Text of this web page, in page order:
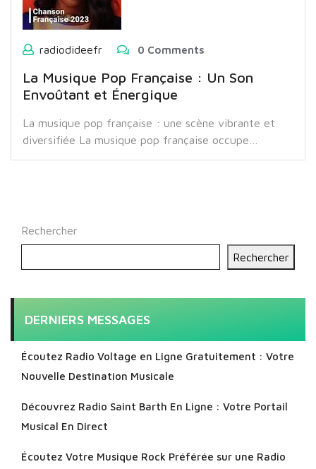
radiodideefr 0 Comments
La Musique Pop Française : Un Son
Envoûtant et Énergique
La musique pop française : une scène vibrante et
diversifiée La musique pop française occupe…
Rechercher
Rechercher
DERNIERS MESSAGES
Écoutez Radio Voltage en Ligne Gratuitement : Votre
Nouvelle Destination Musicale
Découvrez Radio Saint Barth En Ligne : Votre Portail
Musical En Direct
Écoutez Votre Musique Rock Préférée sur une Radio